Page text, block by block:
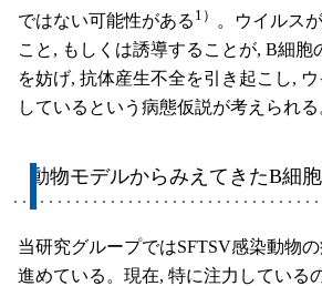
ではない可能性がある 1）
。ウイルス
こと, もしくは誘導することが, B細胞
を妨げ, 抗体産生不全を引き起こし,
しているという病態仮説が考えられる
動物モデルからみえてきたB細
当研究グループではSFTSV感染動物
進めている。現在, 特に注力している